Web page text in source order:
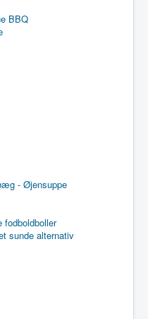
BBQ
- Øjensuppe
sunde alternativ